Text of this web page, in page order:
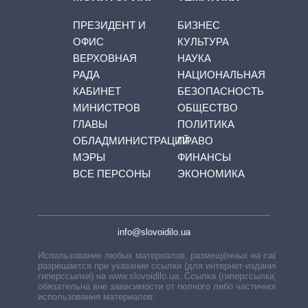
ПРЕЗИДЕНТ И
ОФИС
ВЕРХОВНАЯ
РАДА
КАБИНЕТ
МИНИСТРОВ
ГЛАВЫ
ОБЛАДМИНИСТРАЦИЙ
МЭРЫ
ВСЕ ПЕРСОНЫ
БИЗНЕС
КУЛЬТУРА
НАУКА
НАЦИОНАЛЬНАЯ
БЕЗОПАСНОСТЬ
ОБЩЕСТВО
ПОЛИТИКА
ПРАВО
ФИНАНСЫ
ЭКОНОМИКА
info@slovoidilo.ua
Использование любых материалов, размещённых на сайте,
разрешается при указании ссылки (для интернет-изданий —
гиперссылки) на www.slovoidilo.ua. Ссылка (гиперссылка)
обязательна вне зависимости от полного либо частичного
использования материалов.